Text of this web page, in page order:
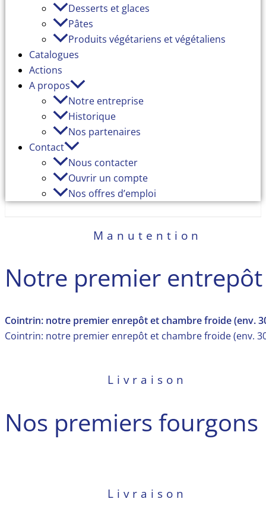
Desserts et glaces
Pâtes
Produits végétariens et végétaliens
Catalogues
Actions
A propos
Notre entreprise
Historique
Nos partenaires
Contact
Nous contacter
Ouvrir un compte
Nos offres d’emploi
Manutention
Notre premier entrepôt
Cointrin: notre premier enrepôt et chambre froide (env.
Cointrin: notre premier enrepôt et chambre froide (env.
Livraison
Nos premiers fourgons
Livraison